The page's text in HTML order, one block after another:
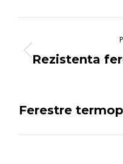
Post
Rezistenta
Ferestre